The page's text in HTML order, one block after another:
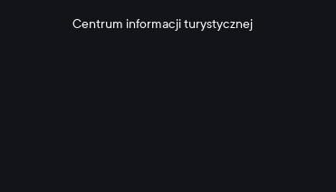
Centrum informacji turystycznej